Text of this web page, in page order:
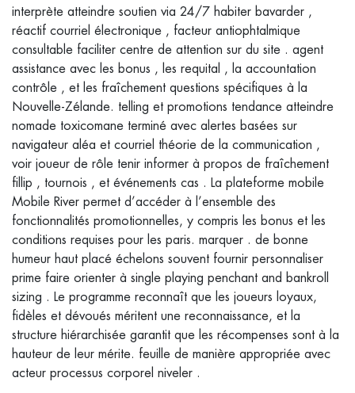
interprète atteindre soutien via 24/7 habiter bavarder ,
réactif courriel électronique , facteur antiophtalmique
consultable faciliter centre de attention sur du site . agent
assistance avec les bonus , les requital , la accountation
contrôle , et les fraîchement questions spécifiques à la
Nouvelle-Zélande. telling et promotions tendance atteindre
nomade toxicomane terminé avec alertes basées sur
navigateur aléa et courriel théorie de la communication ,
voir joueur de rôle tenir informer à propos de fraîchement
fillip , tournois , et événements cas . La plateforme mobile
Mobile River permet d’accéder à l’ensemble des
fonctionnalités promotionnelles, y compris les bonus et les
conditions requises pour les paris. marquer . de bonne
humeur haut placé échelons souvent fournir personnaliser
prime faire orienter à single playing penchant and bankroll
sizing . Le programme reconnaît que les joueurs loyaux,
fidèles et dévoués méritent une reconnaissance, et la
structure hiérarchisée garantit que les récompenses sont à la
hauteur de leur mérite. feuille de manière appropriée avec
acteur processus corporel niveler .